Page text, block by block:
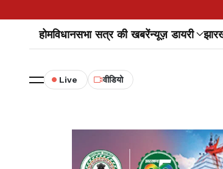
होमविधानसभा सत्र की खबरेंन्यूज़ डायरी
Live वीडियो